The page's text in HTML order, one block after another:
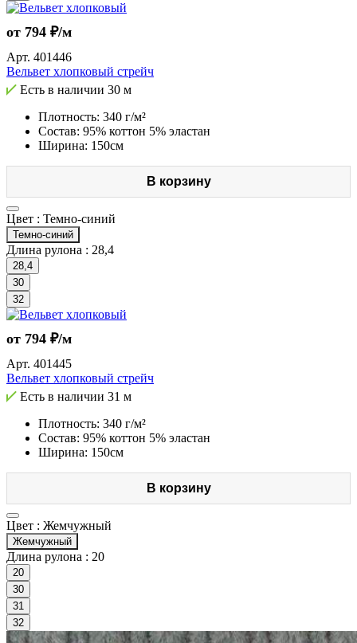
от 794 ₽/м
Арт. 401446
Вельвет хлопковый стрейч
Есть в наличии 30 м
Плотность: 340 г/м²
Состав: 95% коттон 5% эластан
Ширина: 150см
В корзину
Цвет : Темно-синий
Темно-синий
Длина рулона : 28,4
28,4
30
32
от 794 ₽/м
Арт. 401445
Вельвет хлопковый стрейч
Есть в наличии 31 м
Плотность: 340 г/м²
Состав: 95% коттон 5% эластан
Ширина: 150см
В корзину
Цвет : Жемчужный
Жемчужный
Длина рулона : 20
20
30
31
32